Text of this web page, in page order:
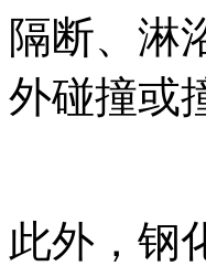
隔断、淋
外碰撞或
此外，钢